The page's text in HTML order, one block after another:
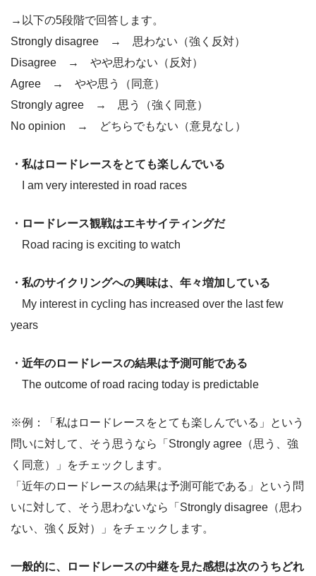
→以下の5段階で回答します。
Strongly disagree → 思わない（強く反対）
Disagree → やや思わない（反対）
Agree → やや思う（同意）
Strongly agree → 思う（強く同意）
No opinion → どちらでもない（意見なし）
・私はロードレースをとても楽しんでいる
I am very interested in road races
・ロードレース観戦はエキサイティングだ
Road racing is exciting to watch
・私のサイクリングへの興味は、年々増加している
My interest in cycling has increased over the last few
years
・近年のロードレースの結果は予測可能である
The outcome of road racing today is predictable
※例：「私はロードレースをとても楽しんでいる」という
問いに対して、そう思うなら「Strongly agree（思う、強
く同意）」をチェックします。
「近年のロードレースの結果は予測可能である」という問
いに対して、そう思わないなら「Strongly disagree（思わ
ない、強く反対）」をチェックします。
一般的に、ロードレースの中継を見た感想は次のうちどれ